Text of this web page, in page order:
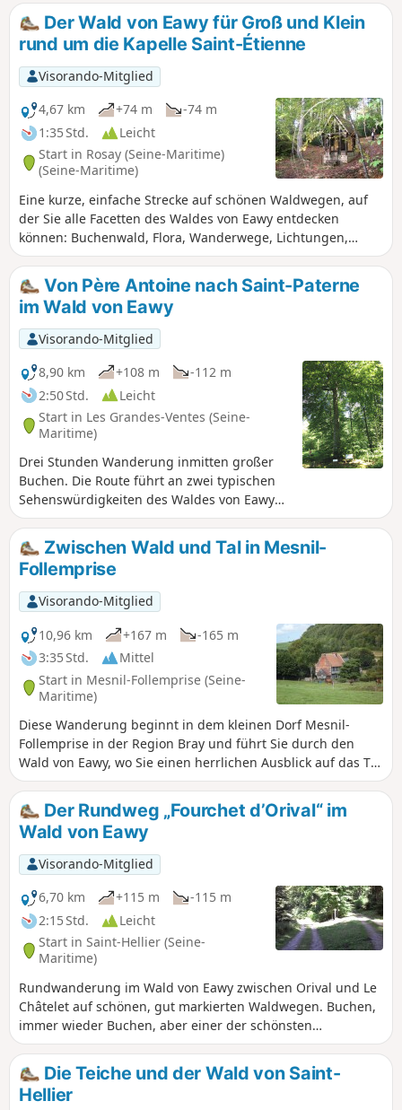
entdecken. Wir werden auch die Carcahoux entdecken. Der
Spaziergang führt uns zum Puits Merveilleux und wir
kommen an der Allée des Limousins vorbei. Achtung: Der
Weg zwischen den „1 ” und den „2 ” ist fast verschwunden,
man muss abseits der Wege gehen, aber in Richtung
Norden bleiben.
Der Wald von Eawy für Groß und Klein
rund um die Kapelle Saint-Étienne
Visorando-Mitglied
4,67 km
+74 m
-74 m
1:35 Std.
Leicht
Start in Rosay (Seine-Maritime)
(Seine-Maritime)
Eine kurze, einfache Strecke auf schönen Waldwegen, auf
der Sie alle Facetten des Waldes von Eawy entdecken
können: Buchenwald, Flora, Wanderwege, Lichtungen,
Sehenswürdigkeiten, Holzschläge, Feuchtgebiete,
Picknickplätze. Ideal für einen Ausflug mit der ganzen
Familie, mit Eltern, kleinen Kindern und Großeltern. Eine
verkürzte Variante ist ebenfalls möglich.
Von Père Antoine nach Saint-Paterne
im Wald von Eawy
Visorando-Mitglied
8,90 km
+108 m
-112 m
2:50 Std.
Leicht
Start in Les Grandes-Ventes (Seine-
Maritime)
Drei Stunden Wanderung inmitten großer
Buchen. Die Route führt an zwei typischen
Sehenswürdigkeiten des Waldes von Eawy
vorbei: einer bemerkenswerten Buche, der
„Hêtre du Père Antoine“, und einem Teich,
dem „Mare de Saint-Paterne“. Ein zu jeder
Jahreszeit leicht zu bewältigender Rundweg,
da die abseits der Wege verlaufende
Variante keine schlammigen Abschnitte
aufweist.
Zwischen Wald und Tal in Mesnil-
Follemprise
Visorando-Mitglied
10,96 km
+167 m
-165 m
3:35 Std.
Mittel
Start in Mesnil-Follemprise (Seine-
Maritime)
Diese Wanderung beginnt in dem kleinen Dorf Mesnil-
Follemprise in der Region Bray und führt Sie durch den
Wald von Eawy, wo Sie einen herrlichen Ausblick auf das Tal
von Béthune genießen können. Entlang der mit Grün
markierten Route, die dem Rundweg Nr. 8 entspricht, sehen
Sie zwei Herrenhäuser.
Der Rundweg „Fourchet d’Orival“ im
Wald von Eawy
Visorando-Mitglied
6,70 km
+115 m
-115 m
2:15 Std.
Leicht
Start in Saint-Hellier (Seine-
Maritime)
Rundwanderung im Wald von Eawy zwischen Orival und Le
Châtelet auf schönen, gut markierten Waldwegen. Buchen,
immer wieder Buchen, aber einer der schönsten
Buchenwälder Frankreichs. Ideal für einen kleinen Ausflug
für geübte Wanderer oder für eine längere Tour für
Wanderanfänger. Sehr einfacher Zugang über die breite
und angenehme Departementsstraße D154.
Die Teiche und der Wald von Saint-
Hellier